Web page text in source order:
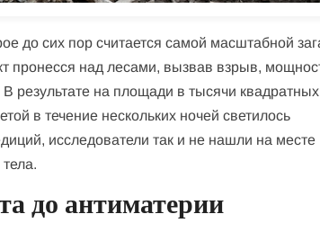
до сих пор считается самой масштабной
пронесся над лесами, вызвав взрыв,
результате на площади в тысячи квадратных
в течение нескольких ночей светилось
исследователи так и не нашли на месте
до антиматерии